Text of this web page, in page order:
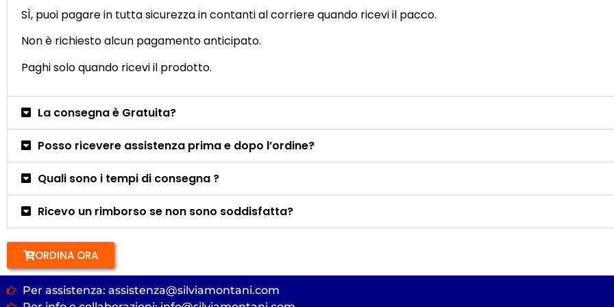
SÌ, puoi pagare in tutta sicurezza in contanti al corriere quando ricevi il pacco.
Non è richiesto alcun pagamento anticipato.
Paghi solo quando ricevi il prodotto.
La consegna è Gratuita?
Posso ricevere assistenza prima e dopo l’ordine?
Quali sono i tempi di consegna ?
Ricevo un rimborso se non sono soddisfatta?
ORDINA ORA
Per assistenza: assistenza@silviamontani.com